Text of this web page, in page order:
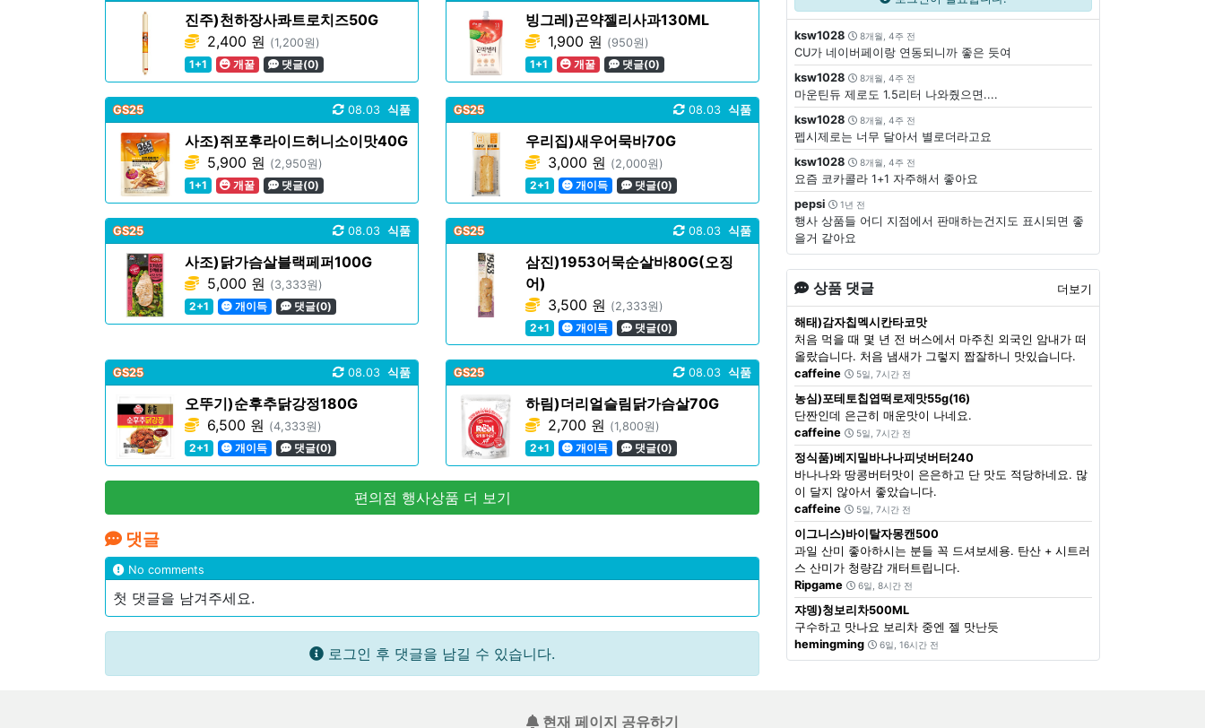
진주)천하장사콰트로치즈50G
2,400 원 (1,200원)
1+1
개꿀 댓글(0)
빙그레)곤약젤리사과130ML
1,900 원 (950원)
1+1
개꿀 댓글(0)
GS25 식품
08.03
사조)쥐포후라이드허니소이맛40G
5,900 원 (2,950원)
1+1
개꿀 댓글(0)
GS25 식품
08.03
우리집)새우어묵바70G
3,000 원 (2,000원)
2+1
개이득 댓글(0)
GS25 식품
08.03
사조)닭가슴살블랙페퍼100G
5,000 원 (3,333원)
2+1
개이득 댓글(0)
GS25 식품
08.03
삼진)1953어묵순살바80G(오징
어)
3,500 원 (2,333원)
2+1
개이득 댓글(0)
GS25 식품
08.03
오뚜기)순후추닭강정180G
6,500 원 (4,333원)
2+1
개이득 댓글(0)
GS25 식품
08.03
하림)더리얼슬림닭가슴살70G
2,700 원 (1,800원)
2+1
개이득 댓글(0)
편의점 행사상품 더 보기
댓글
No comments
첫 댓글을 남겨주세요.
로그인 후 댓글을 남길 수 있습니다.
ksw1028 8개월, 4주 전
CU가 네이버페이랑 연동되니까 좋은 듯여
ksw1028
8개월, 4주 전
마운틴듀 제로도 1.5리터 나와줬으면....
ksw1028
8개월, 4주 전
펩시제로는 너무 달아서 별로더라고요
ksw1028
8개월, 4주 전
요즘 코카콜라 1+1 자주해서 좋아요
pepsi
1년 전
행사 상품들 어디 지점에서 판매하는건지도 표시되면 좋
을거 같아요
상품 댓글 더보기
해태)감자칩멕시칸타코맛
처음 먹을 때 몇 년 전 버스에서 마주친 외국인 암내가 떠
올랐습니다. 처음 냄새가 그렇지 짭잘하니 맛있습니다.
caffeine
5일, 7시간 전
농심)포테토칩엽떡로제맛55g(16)
단짠인데 은근히 매운맛이 나네요.
caffeine
5일, 7시간 전
정식품)베지밀바나나피넛버터240
바나나와 땅콩버터맛이 은은하고 단 맛도 적당하네요. 많
이 달지 않아서 좋았습니다.
caffeine
5일, 7시간 전
이그니스)바이탈자몽캔500
과일 산미 좋아하시는 분들 꼭 드셔보세용. 탄산 + 시트러
스 산미가 청량감 개터트립니다.
Ripgame
6일, 8시간 전
쟈뎅)청보리차500ML
구수하고 맛나요 보리차 중엔 젤 맛난듯
hemingming
6일, 16시간 전
현재 페이지 공유하기